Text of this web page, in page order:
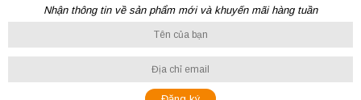
Nhận thông tin về sản phẩm mới và khuyến mãi hàng tuần